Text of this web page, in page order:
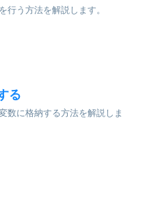
行う方法を解説します。
る
数に格納する方法を解説しま